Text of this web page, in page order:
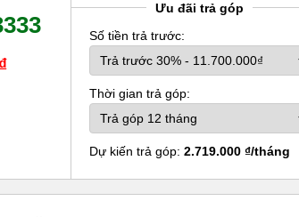
Ưu đãi trả góp
Số tiền trả trước:
Thời gian trả góp:
Dự kiến trả góp: 2.719.000 ₫/tháng